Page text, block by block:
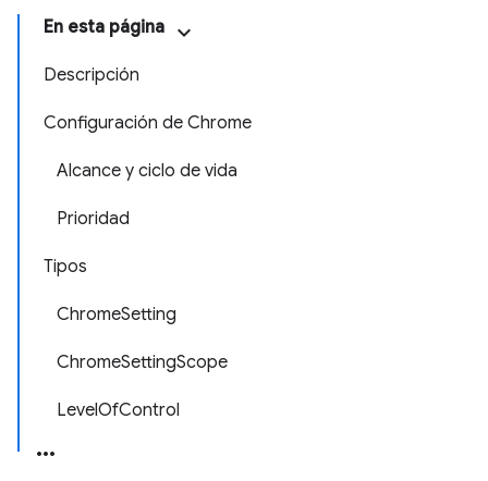
En esta página
Descripción
Configuración de Chrome
Alcance y ciclo de vida
Prioridad
Tipos
ChromeSetting
ChromeSettingScope
LevelOfControl